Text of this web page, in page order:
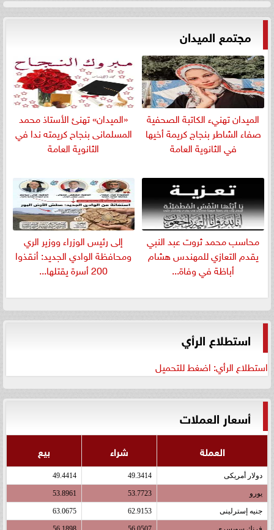
مجتمع الميدان
الميدان تهنيء الكاتبة الصحفية
صفاء الشاطر بنجاج كريمة أخيها
في الثانوية العامة
«الميدان» تهنئ الأستاذ محمد
المسلمانى بنجاح كريمته ندا في
الثانوية العامة
​محاسب محمد ثروت عبد النبي
يقدم التعازي للمهندس هشام
أباظة في وفاة...
إلى رئيس الوزراء ووزير الري
ومحافظة الوادي الجديد: أنقذوا
200 أسرة يقتلها...
استطلاع الرأي
استطلاع الرأي: اضغط للتحميل
أسعار العملات
العملة شراء بيع
دولار أمريكى 49.3414
49.4414
يورو 53.7723
53.8961
جنيه إسترلينى 62.9153
63.0675